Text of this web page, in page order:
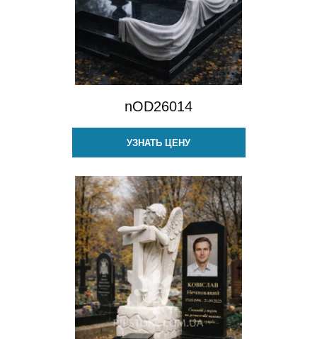
nOD26014
УЗНАТЬ ЦЕНУ